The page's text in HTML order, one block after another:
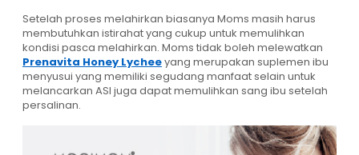
Setelah proses melahirkan biasanya Moms masih harus
membutuhkan istirahat yang cukup untuk memulihkan
kondisi pasca melahirkan. Moms tidak boleh melewatkan
Prenavita Honey Lycheeyang merupakan suplemen ibu
menyusui yang memiliki segudang manfaat selain untuk
melancarkan ASI juga dapat memulihkan sang ibu setelah
persalinan.